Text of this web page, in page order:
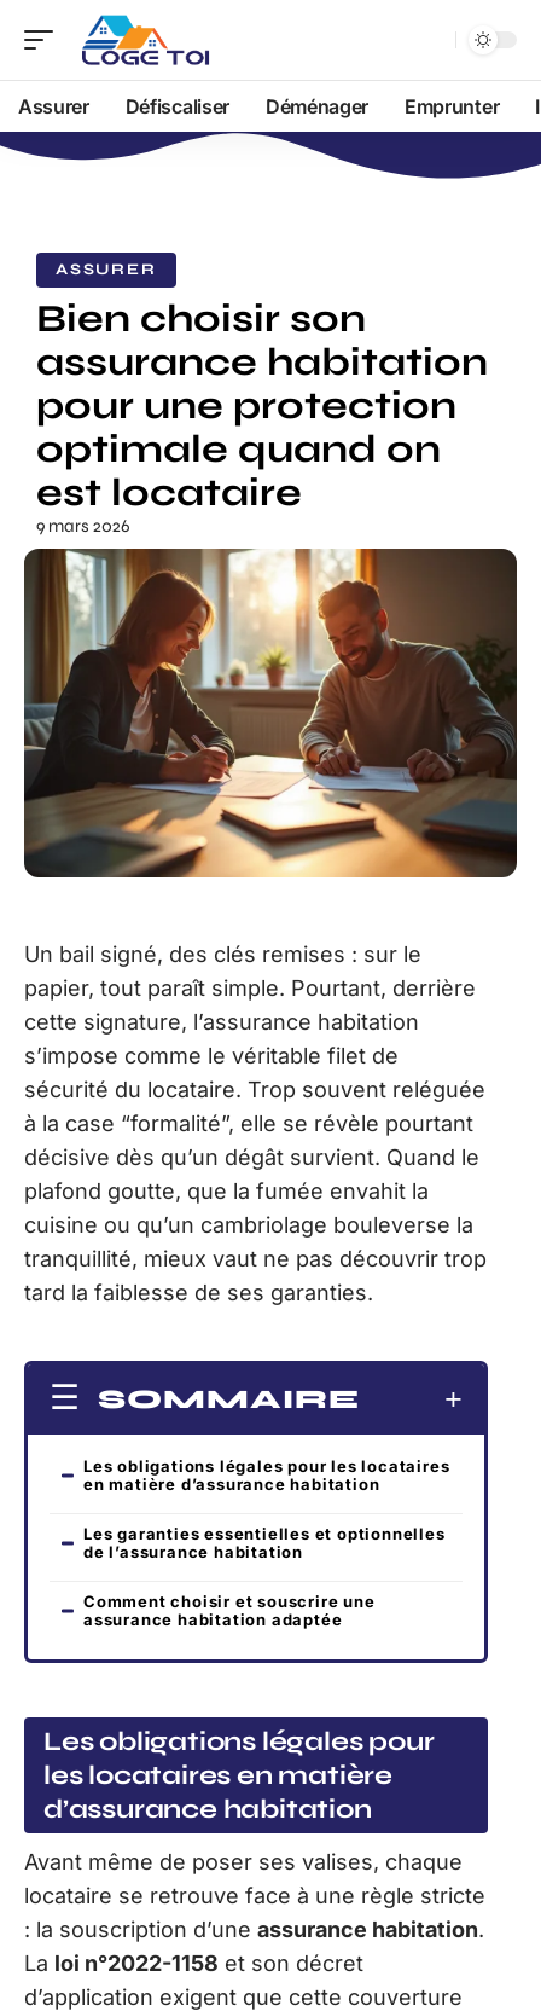
Assurer Défiscaliser Déménager Emprunter
ASSURER
Bien choisir son
assurance habitation
pour une protection
optimale quand on
est locataire
9 mars 2026
Un bail signé, des clés remises : sur le
papier, tout paraît simple. Pourtant, derrière
cette signature, l’assurance habitation
s’impose comme le véritable filet de
sécurité du locataire. Trop souvent reléguée
à la case “formalité”, elle se révèle pourtant
décisive dès qu’un dégât survient. Quand le
plafond goutte, que la fumée envahit la
cuisine ou qu’un cambriolage bouleverse la
tranquillité, mieux vaut ne pas découvrir trop
tard la faiblesse de ses garanties.
SOMMAIRE
Les obligations légales pour les locataires
en matière d’assurance habitation
Les garanties essentielles et optionnelles
de l’assurance habitation
Comment choisir et souscrire une
assurance habitation adaptée
Les obligations légales pour
les locataires en matière
d’assurance habitation
Avant même de poser ses valises, chaque
locataire se retrouve face à une règle stricte
: la souscription d’une assurance habitation.
La loi n°2022-1158 et son décret
d’application exigent que cette couverture